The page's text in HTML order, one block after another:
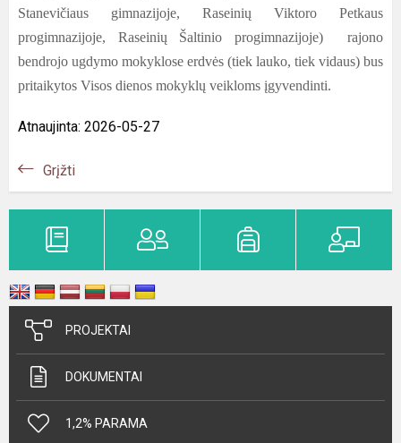
Stanevičiaus gimnazijoje, Raseinių Viktoro Petkaus
progimnazijoje, Raseinių Šaltinio progimnazijoje) rajono
bendrojo ugdymo mokyklose erdvės (tiek lauko, tiek vidaus) bus
pritaikytos Visos dienos mokyklų veikloms įgyvendinti.
Atnaujinta: 2026-05-27
Grįžti
PROJEKTAI
DOKUMENTAI
1,2% PARAMA